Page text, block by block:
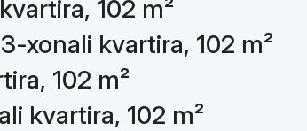
102 m²
xonali kvartira, 102 m²
102 m²
kvartira, 102 m²